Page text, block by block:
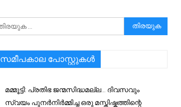
അനേഷിക്കുക
സമീപകാല പോസ്റ്റുകൾ
മമ്മൂട്ടി: പ്രതിഭ ജന്മസിദ്ധമല്ല… ദിവസവും
സ്വയം പുനർനിർമ്മിച്ച ഒരു മസ്തിഷ്കത്തിന്റെ